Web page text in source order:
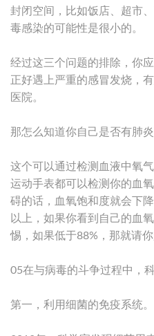
封闭空间，比如饭店、超市
毒感染的可能性是很小的。
经过这三个问题的排除，你
正好遇上严重的感冒发烧，
医院。
那怎么知道你自己是否有肺
这个可以通过检测血液中氧
运动手表都可以检测你的血
碍的话，血氧饱和度就会下
以上，如果你看到自己的血
惕，如果低于88%，那就请你
05在与病毒的斗争过程中，
第一，利用细菌的免疫系统。